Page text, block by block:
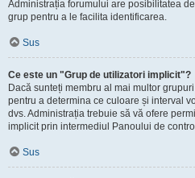
Administrația forumului are posibilitatea
grup pentru a le facilita identificarea.
Sus
Ce este un "Grup de utilizatori implicit"?
Dacă sunteți membru al mai multor
pentru a determina ce culoare și interval
dvs. Administrația trebuie să vă ofere
implicit prin intermediul Panoului de
Sus